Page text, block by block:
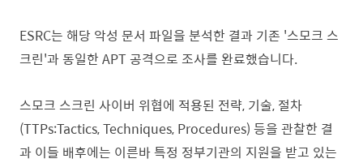
ESRC는 해당 악성 문서 파일을 분석한 결과 기존 '스모크 스
크린'과 동일한 APT 공격으로 조사를 완료했습니다.
스모크 스크린 사이버 위협에 적용된 전략, 기술, 절차
(TTPs:Tactics, Techniques, Procedures) 등을 관찰한 결
과 이들 배후에는 이른바 특정 정부기관의 지원을 받고 있는